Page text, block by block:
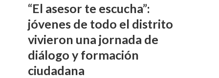
“El asesor te escucha”:
jóvenes de todo el distrito
vivieron una jornada de
diálogo y formación
ciudadana